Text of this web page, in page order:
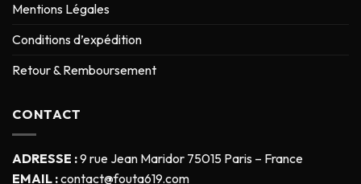
Mentions Légales
Conditions d’expédition
Retour & Remboursement
CONTACT
ADRESSE :9 rue Jean Maridor 75015 Paris – France
EMAIL :contact@fouta619.com